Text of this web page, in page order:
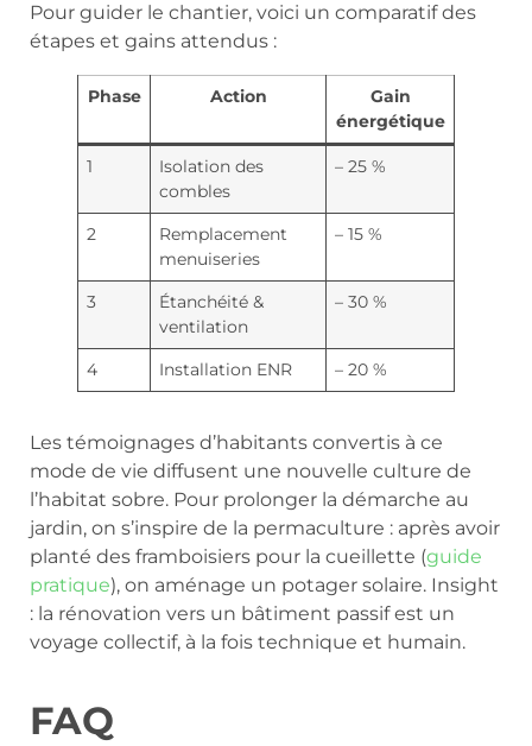
Pour guider le chantier, voici un comparatif des
étapes et gains attendus :
Phase Action
Gain
énergétique
1
Isolation des
combles
– 25 %
2
Remplacement
menuiseries
– 15 %
3
Étanchéité &
ventilation
– 30 %
4 Installation ENR – 20 %
Les témoignages d’habitants convertis à ce
mode de vie diffusent une nouvelle culture de
l’habitat sobre. Pour prolonger la démarche au
jardin, on s’inspire de la permaculture : après avoir
planté des framboisiers pour la cueillette (guide
pratique), on aménage un potager solaire. Insight
: la rénovation vers un bâtiment passif est un
voyage collectif, à la fois technique et humain.
FAQ